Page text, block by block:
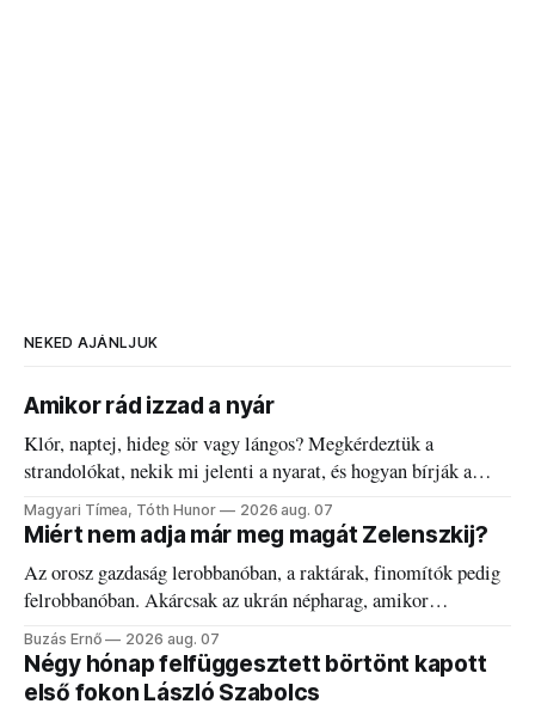
NEKED AJÁNLJUK
Amikor rád izzad a nyár
Klór, naptej, hideg sör vagy lángos? Megkérdeztük a
strandolókat, nekik mi jelenti a nyarat, és hogyan bírják a
kánikulát.
Magyari Tímea, Tóth Hunor 2026 aug. 07
Miért nem adja már meg magát Zelenszkij?
Az orosz gazdaság lerobbanóban, a raktárak, finomítók pedig
felrobbanóban. Akárcsak az ukrán népharag, amikor
elégedetlen vezetőivel.
Buzás Ernő 2026 aug. 07
Négy hónap felfüggesztett börtönt kapott
első fokon László Szabolcs